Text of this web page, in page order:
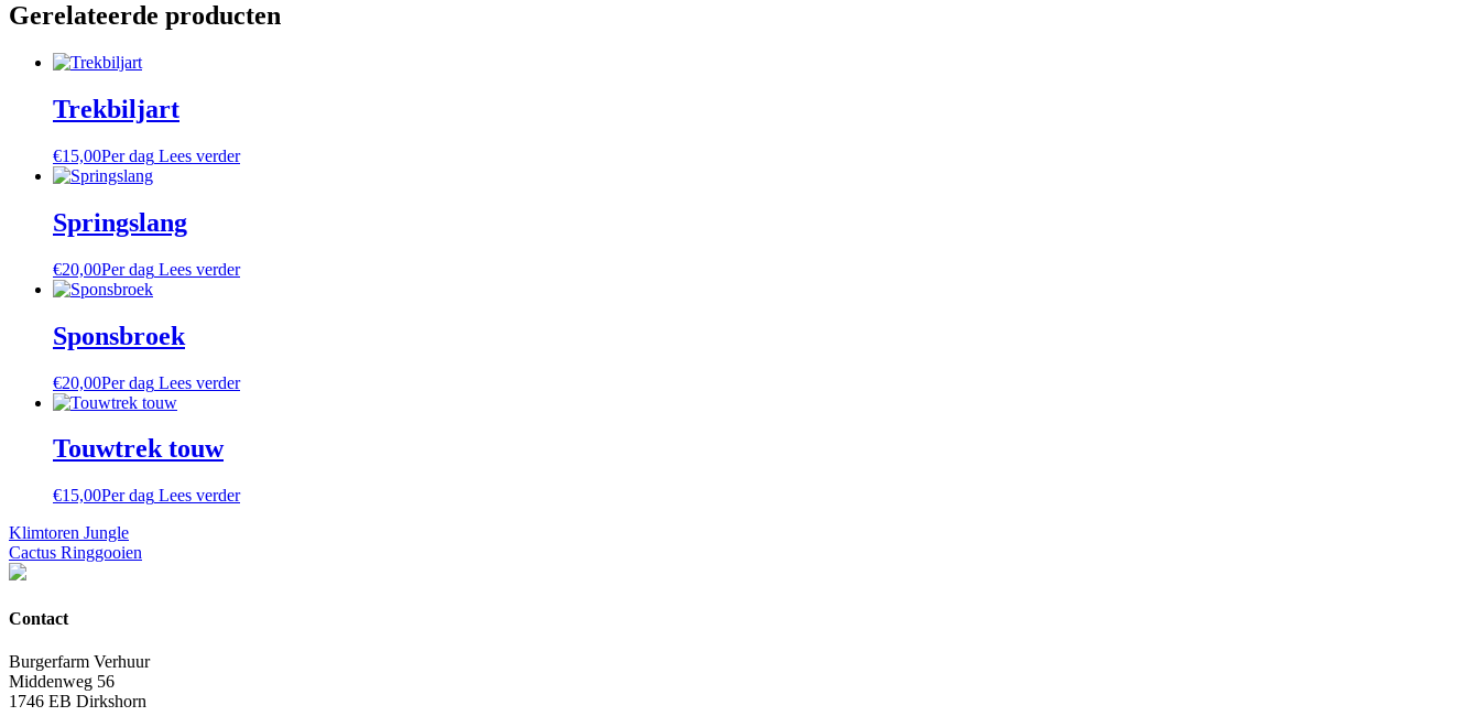
Gerelateerde producten
Trekbiljart
€15,00Per dag Lees verder
Springslang
€20,00Per dag Lees verder
Sponsbroek
€20,00Per dag Lees verder
Touwtrek touw
€15,00Per dag Lees verder
Bericht
navigatie
Klimtoren Jungle
Cactus Ringgooien
Contact
Burgerfarm Verhuur
Middenweg 56
1746 EB Dirkshorn